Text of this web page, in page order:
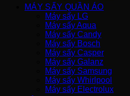
MÁY SẤY QUẦN ÁO
Máy sấy LG
Máy sấy Aqua
Máy sấy Candy
Máy sấy Bosch
Máy sấy Casper
Máy sấy Galanz
Máy sấy Samsung
Máy sấy Whirlpool
Máy sấy Electrolux